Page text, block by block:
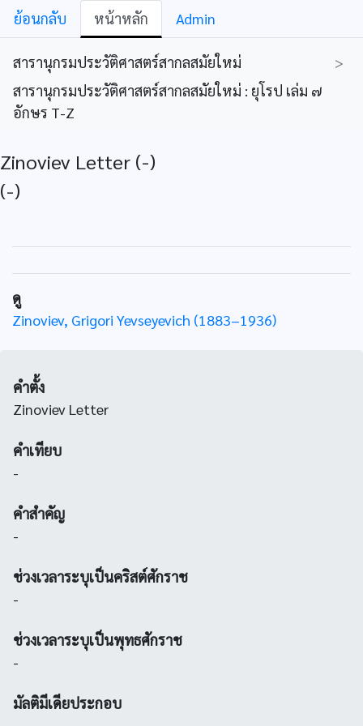
ย้อนกลับ หน้าหลัก Admin
สารานุกรมประวัติศาสตร์สากลสมัยใหม่
>
สารานุกรมประวัติศาสตร์สากลสมัยใหม่ : ยุโรป เล่ม ๗
อักษร T-Z
Zinoviev Letter (-)
(-)
ดู
Zinoviev, Grigori Yevseyevich (1883–1936)
คำตั้ง
Zinoviev Letter
คำเทียบ
-
คำสำคัญ
-
ช่วงเวลาระบุเป็นคริสต์ศักราช
-
ช่วงเวลาระบุเป็นพุทธศักราช
-
มัลติมีเดียประกอบ